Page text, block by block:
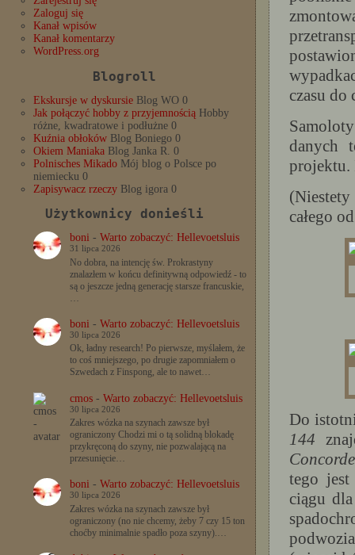
Zaloguj się
Kanał wpisów
Kanał komentarzy
WordPress.org
Blogroll
Ekskursje w dyskursie Blog WO 0
Jak połączyć hobby z przyjemnością Hobby
różne, kwadratowe i podłużne 0
Kuźnia obłoków Blog Boniego 0
Okiem Maniaka Blog Janka R. 0
Polnisches Mikado Mój blog o Polsce po
niemiecku 0
Zapisywacz rzeczy Blog igora 0
Użytkownicy donieśli
boni- Warto zobaczyć: Hellevoetsluis
31 lipca 2026
No dobra, na intencję św. Prokrastyny
znalazłem w końcu definitywną odpowiedź - to
są o jeszcze jedną generację starsze francuskie,
…
boni- Warto zobaczyć: Hellevoetsluis
30 lipca 2026
Ok, ładny research! Po pierwsze, myślałem, że
to coś mniejszego, po drugie zapomniałem o
Szwedach z Finspong, ale to nawet…
cmos- Warto zobaczyć: Hellevoetsluis
30 lipca 2026
Zakres wózka na szynach zawsze był
ograniczony Chodzi mi o tą solidną blokadę
przykręconą do szyny, nie pozwalającą na
przesunięcie…
boni- Warto zobaczyć: Hellevoetsluis
30 lipca 2026
Zakres wózka na szynach zawsze był
ograniczony (no nie chcemy, żeby 7 czy 15 ton
choćby minimalnie spadło poza szyny).…
czasu do
danych
projektu.
całego
Do
144
Concorde
tego
ciągu